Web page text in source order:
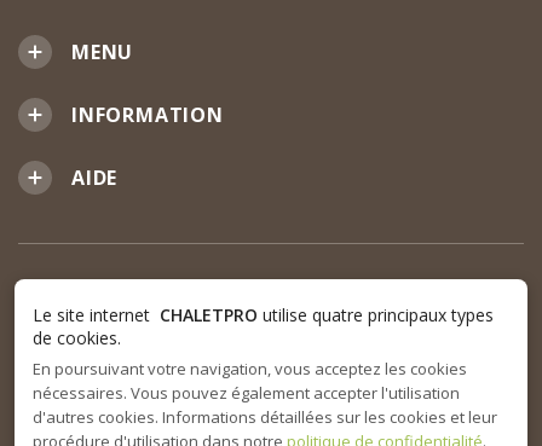
MENU
INFORMATION
AIDE
Le site internet CHALETPRO utilise quatre principaux types
de cookies.
En poursuivant votre navigation, vous acceptez les cookies
nécessaires. Vous pouvez également accepter l'utilisation
d'autres cookies. Informations détaillées sur les cookies et leur
procédure d'utilisation dans notre politique de confidentialité.